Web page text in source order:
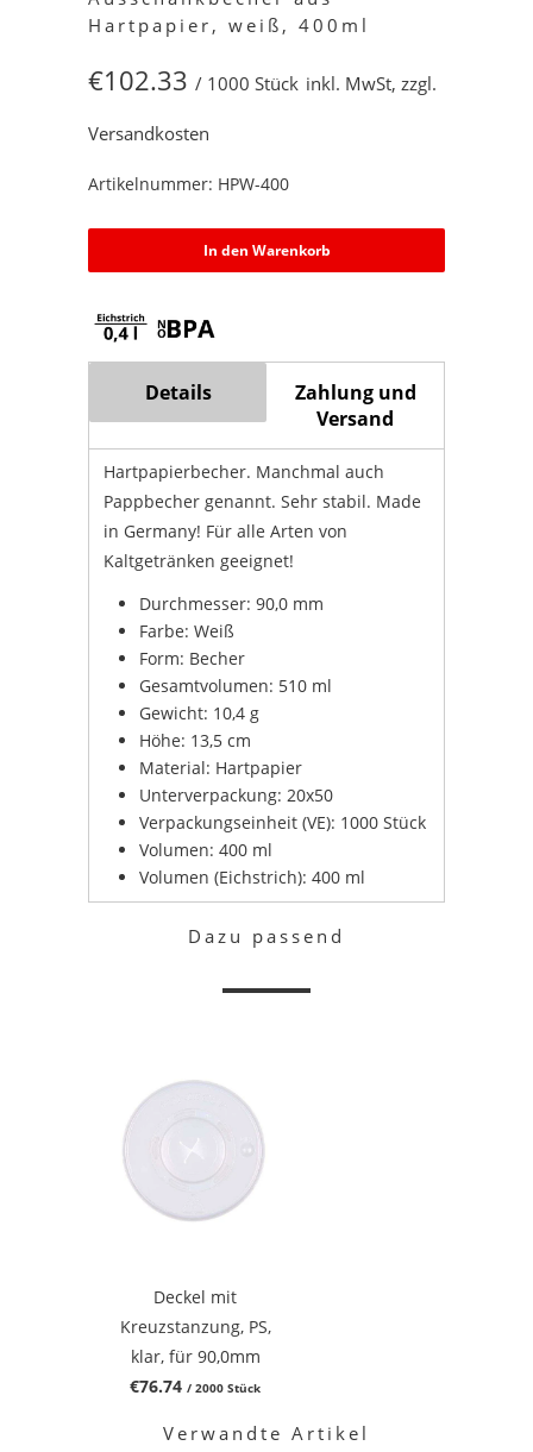
Hartpapier, weiß, 400ml
€102.33 / 1000 Stück inkl. MwSt, zzgl.
Versandkosten
Artikelnummer: HPW-400
In den Warenkorb
Details
Zahlung und
Versand
Hartpapierbecher. Manchmal auch
Pappbecher genannt. Sehr stabil. Made
in Germany! Für alle Arten von
Kaltgetränken geeignet!
Durchmesser: 90,0 mm
Farbe: Weiß
Form: Becher
Gesamtvolumen: 510 ml
Gewicht: 10,4 g
Höhe: 13,5 cm
Material: Hartpapier
Unterverpackung: 20x50
Verpackungseinheit (VE): 1000 Stück
Volumen: 400 ml
Volumen (Eichstrich): 400 ml
Dazu passend
Deckel mit
Kreuzstanzung, PS,
klar, für 90,0mm
€76.74 / 2000 Stück
Verwandte Artikel